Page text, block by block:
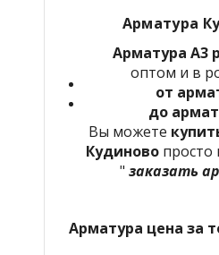
Арматура
Арматура А3
оптом и в
от
до
Вы можете
Кудиново просто
" заказать
Арматура цена за